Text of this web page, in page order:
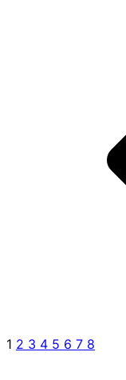
1 2 3 4 5 6 7 8